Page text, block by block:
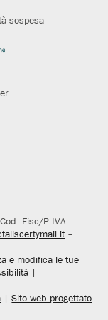
sospesa
Fisc/P.IVA
–
e modifica le tue
|
|Sito web progettato